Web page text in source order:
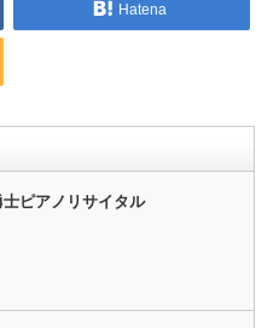
Hatena
ピアノリサイタル